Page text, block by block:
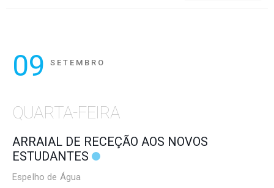
09 SETEMBRO
QUARTA-FEIRA
ARRAIAL DE RECEÇÃO AOS NOVOS
ESTUDANTES
Espelho de Água